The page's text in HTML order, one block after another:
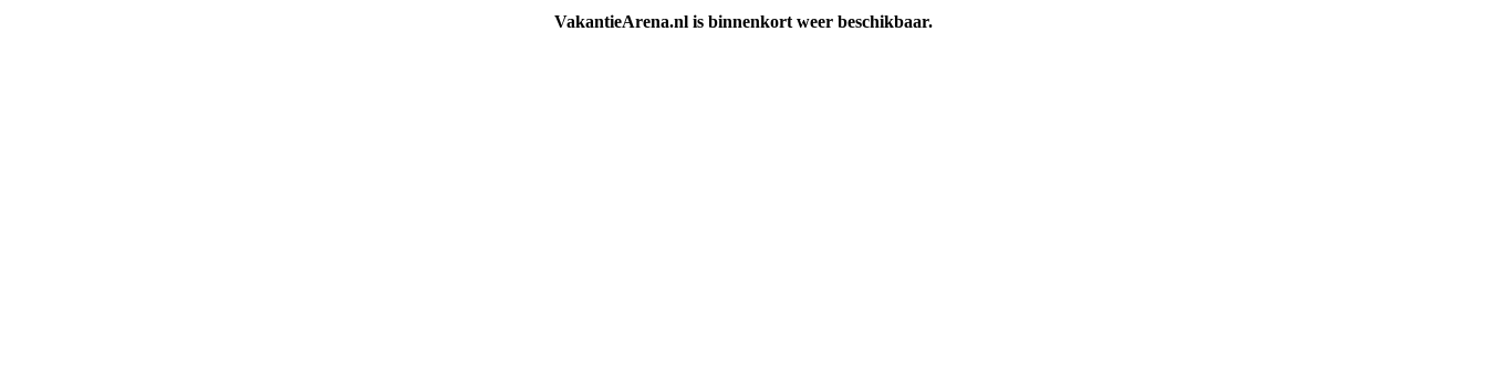
VakantieArena.nl is binnenkort weer beschikbaar.